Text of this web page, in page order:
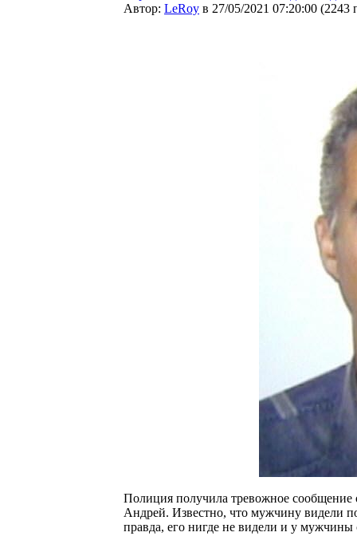
Автор: LeRoy в 27/05/2021 07:20:00 (2243
Полиция получила тревожное сообщение
Андрей. Известно, что мужчину видели
правда, его нигде не видели и у мужчины